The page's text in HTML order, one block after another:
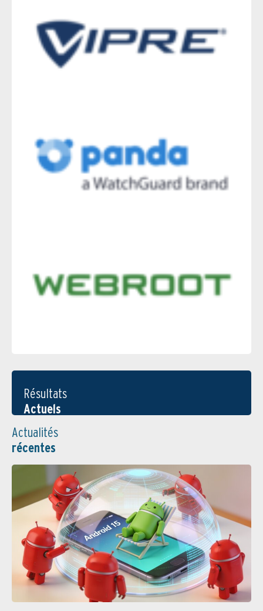
Résultats
Actuels
Actualités
récentes